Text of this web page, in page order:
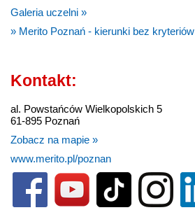
Galeria uczelni »
» Merito Poznań - kierunki bez kryteriów
Kontakt:
al. Powstańców Wielkopolskich 5
61-895 Poznań
Zobacz na mapie »
www.merito.pl/poznan